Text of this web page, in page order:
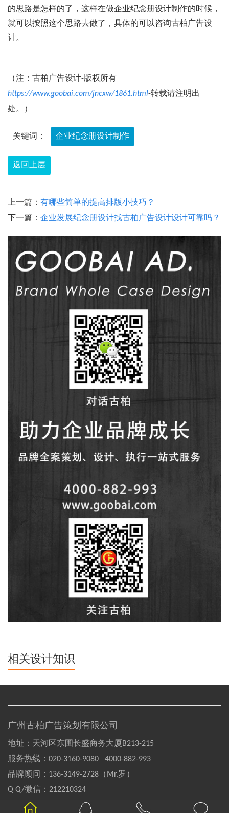
的思路是怎样的了，这样在做企业纪念册设计制作的时候，
就可以按照这个思路去做了，具体的可以咨询古柏广告设
计。
（注：古柏广告设计-版权所有
https://www.goobai.com/jncxw/1861.html-转载请注明出
处。）
关键词： 企业纪念册设计制作
返回上层
上一篇： 有哪些简单的提高排版小技巧？
下一篇： 企业发展纪念册设计找古柏广告设计设计可靠吗？
相关设计知识
广州古柏广告策划有限公司
地址：天河区东圃长盛商务大厦B213-215
服务热线： 020-3160-9080 4000-882-993
品牌顾问： 136-3149-2728（Mr.罗）
Q Q/微信： 212210324
Copyright©2004-2020 GOOBAI Inc.All rights reserved